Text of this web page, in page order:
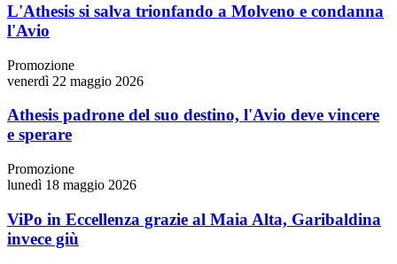
L'Athesis si salva trionfando a Molveno e condanna
l'Avio
Promozione
venerdì 22 maggio 2026
Athesis padrone del suo destino, l'Avio deve vincere
e sperare
Promozione
lunedì 18 maggio 2026
ViPo in Eccellenza grazie al Maia Alta, Garibaldina
invece giù